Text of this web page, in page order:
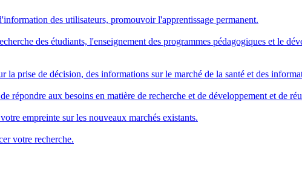
des utilisateurs, promouvoir l'apprentissage permanent.
des étudiants, l'enseignement des programmes pédagogiques et le
la prise de décision, des informations sur le marché de la santé et des
répondre aux besoins en matière de recherche et de développement et de
empreinte sur les nouveaux marchés existants.
votre recherche.